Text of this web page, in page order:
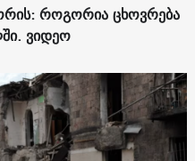
როგორია ცხოვრება
ვიდეო